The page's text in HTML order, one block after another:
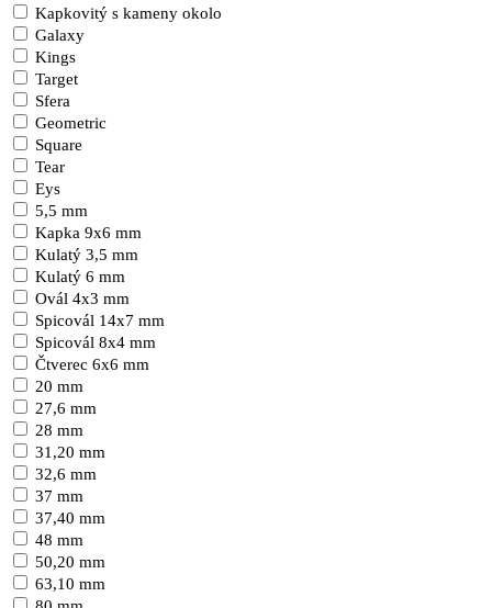
Kapkovitý s kameny okolo
Galaxy
Kings
Target
Sfera
Geometric
Square
Tear
Eys
5,5 mm
Kapka 9x6 mm
Kulatý 3,5 mm
Kulatý 6 mm
Ovál 4x3 mm
Spicovál 14x7 mm
Spicovál 8x4 mm
Čtverec 6x6 mm
20 mm
27,6 mm
28 mm
31,20 mm
32,6 mm
37 mm
37,40 mm
48 mm
50,20 mm
63,10 mm